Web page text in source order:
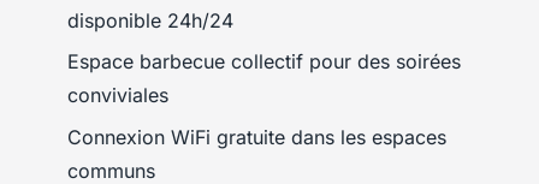
disponible 24h/24
Espace barbecue collectif pour des soirées
conviviales
Connexion WiFi gratuite dans les espaces
communs